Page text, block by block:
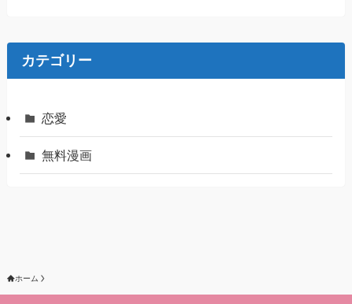
カテゴリー
恋愛
無料漫画
ホーム